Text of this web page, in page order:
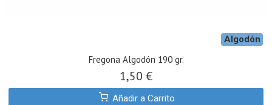
Algodón
Fregona Algodón 190 gr.
1,50 €
Añadir a Carrito